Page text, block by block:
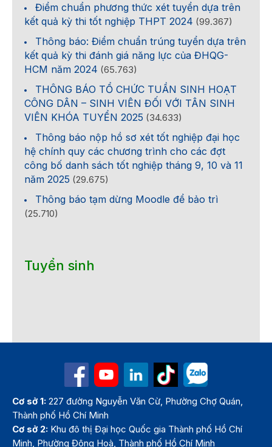
Điểm chuẩn phương thức xét tuyển dựa trên
kết quả kỳ thi tốt nghiệp THPT 2024 (99.367)
Thông báo: Điểm chuẩn trúng tuyển dựa trên
kết quả kỳ thi đánh giá năng lực của ĐHQG-
HCM năm 2024 (65.763)
THÔNG BÁO TỔ CHỨC TUẦN SINH HOẠT
CÔNG DÂN – SINH VIÊN ĐỐI VỚI TÂN SINH
VIÊN KHÓA TUYỂN 2025 (34.633)
Thông báo nộp hồ sơ xét tốt nghiệp đại học
hệ chính quy các chương trình cho các đợt
công bố danh sách tốt nghiệp tháng 9, 10 và 11
năm 2025 (29.675)
Thông báo tạm dừng Moodle để bảo trì
(25.710)
Tuyển sinh
Cơ sở 1: 227 đường Nguyễn Văn Cừ, Phường Chợ Quán,
Thành phố Hồ Chí Minh
Cơ sở 2: Khu đô thị Đại học Quốc gia Thành phố Hồ Chí
Minh, Phường Đông Hoà, Thành phố Hồ Chí Minh